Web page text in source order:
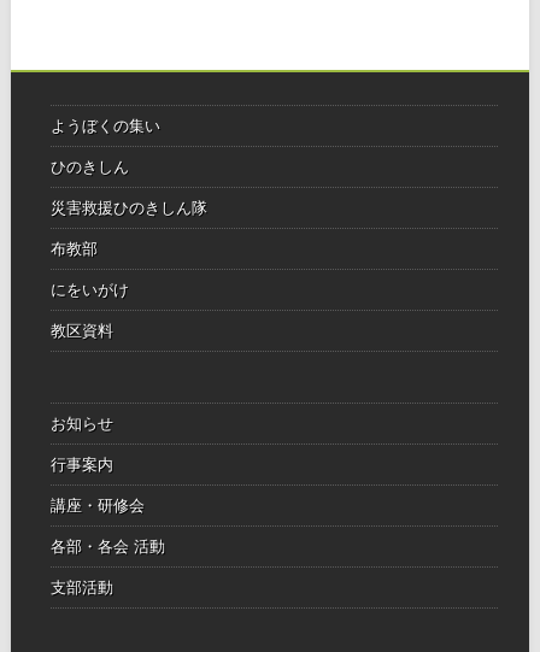
ようぼくの集い
ひのきしん
災害救援ひのきしん隊
布教部
にをいがけ
教区資料
お知らせ
行事案内
講座・研修会
各部・各会 活動
支部活動